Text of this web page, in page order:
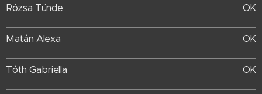
Rózsa Tünde OK
Matán Alexa OK
Tóth Gabriella OK